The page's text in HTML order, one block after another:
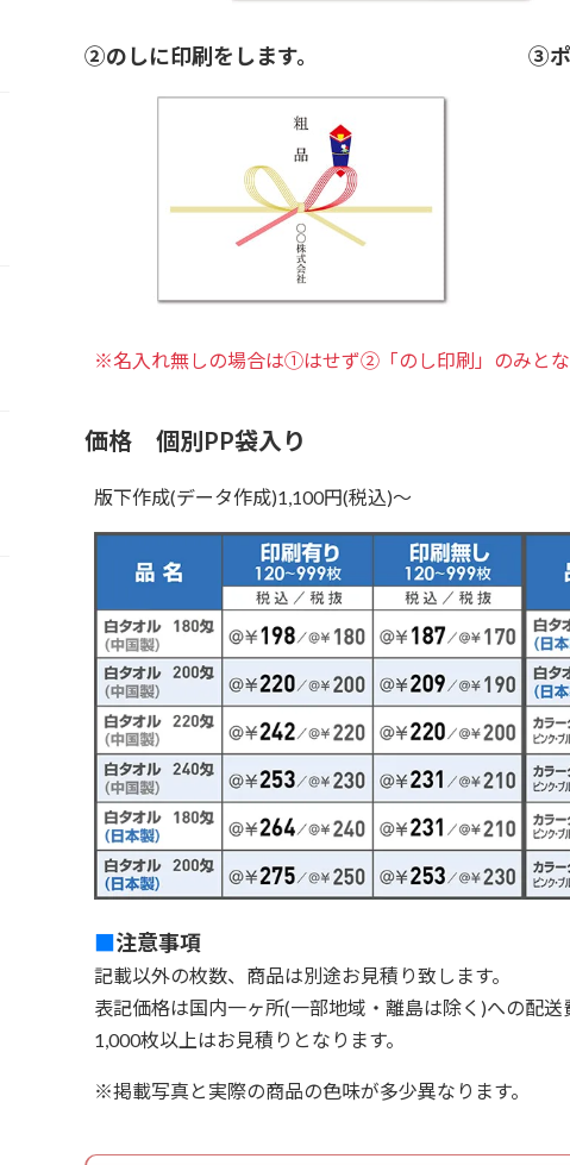
②のしに印刷をします。 ③ポ
※名入れ無しの場合は①はせず②「のし印刷」のみとな
価格 個別PP袋入り
版下作成(データ作成)1,100円(税込)～
■注意事項
記載以外の枚数、商品は別途お見積り致します。
表記価格は国内一ヶ所(一部地域・離島は除く)への配送
1,000枚以上はお見積りとなります。
※掲載写真と実際の商品の色味が多少異なります。